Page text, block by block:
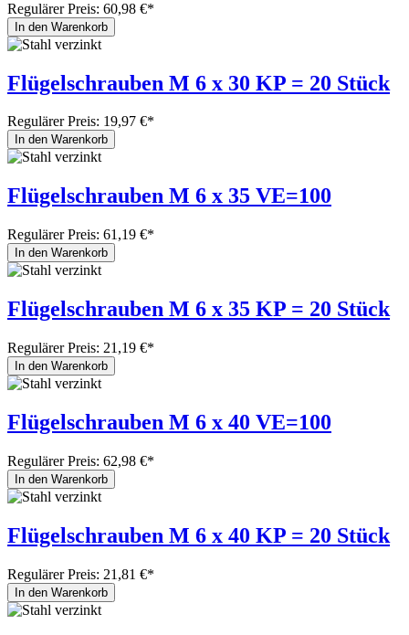
Regulärer Preis: 60,98 €*
In den Warenkorb
Flügelschrauben M 6 x 30 KP = 20 Stück
Regulärer Preis: 19,97 €*
In den Warenkorb
Flügelschrauben M 6 x 35 VE=100
Regulärer Preis: 61,19 €*
In den Warenkorb
Flügelschrauben M 6 x 35 KP = 20 Stück
Regulärer Preis: 21,19 €*
In den Warenkorb
Flügelschrauben M 6 x 40 VE=100
Regulärer Preis: 62,98 €*
In den Warenkorb
Flügelschrauben M 6 x 40 KP = 20 Stück
Regulärer Preis: 21,81 €*
In den Warenkorb